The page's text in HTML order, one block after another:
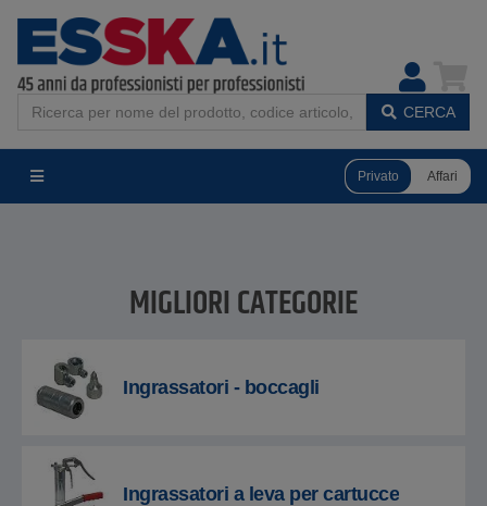
CERCA
Privato Affari
MIGLIORI CATEGORIE
Ingrassatori - boccagli
Ingrassatori a leva per cartucce